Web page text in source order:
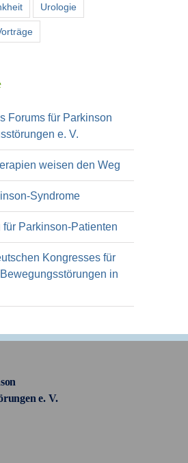
Urologie
Forums für Parkinson
e. V.
weisen den Weg
Syndrome
für Parkinson-Patienten
Kongresses für
in
e. V.